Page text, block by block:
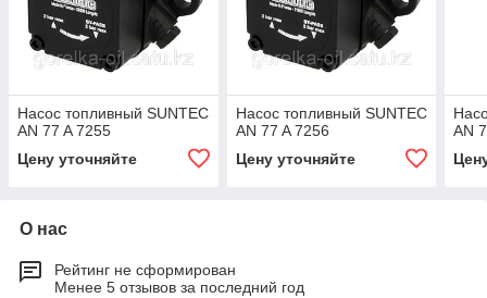
Насос топливный SUNTEC
AN 77 A 7255
Цену уточняйте
Насос топливный SUNTEC
AN 77 A 7256
Цену уточняйте
AN
О нас
Рейтинг не сформирован
Менее 5 отзывов за последний год